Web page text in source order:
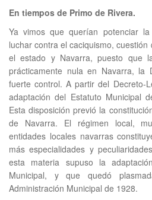
En tiempos de Primo de Rivera.
Ya vimos que querían potenciar
luchar contra el caciquismo,
el estado y Navarra, puesto que
prácticamente nula en Navarra, la
fuerte control. A partir del Decreto-
adaptación del Estatuto Municipal
Esta disposición previó la
de Navarra. El régimen local,
entidades locales navarras
más especialidades y
esta materia supuso la
Municipal, y que quedó
Administración Municipal de 1928.